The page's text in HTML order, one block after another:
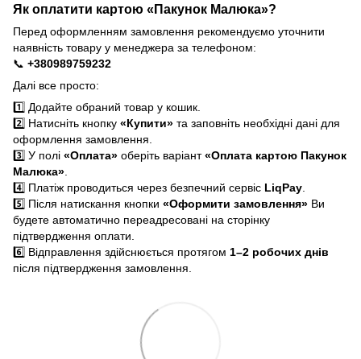
Як оплатити картою «Пакунок Малюка»?
Перед оформленням замовлення рекомендуємо уточнити
наявність товару у менеджера за телефоном:
📞 +380989759232
Далі все просто:
1️⃣ Додайте обраний товар у кошик.
2️⃣ Натисніть кнопку «Купити» та заповніть необхідні дані для
оформлення замовлення.
3️⃣ У полі «Оплата» оберіть варіант«Оплата картою Пакунок
Малюка»
4️⃣ Платіж проводиться через безпечний сервіс LiqPay
5️⃣ Після натискання кнопки «Оформити замовлення» Ви
будете автоматично переадресовані на сторінку
підтвердження оплати.
6️⃣ Відправлення здійснюється протягом 1–2 робочих днів
після підтвердження замовлення.